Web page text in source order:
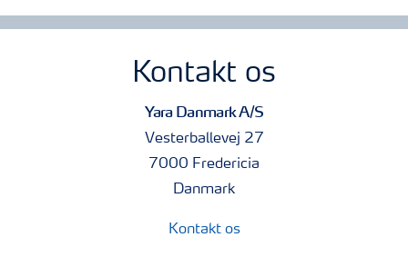
Kontakt os
Yara Danmark A/S
Vesterballevej 27
7000 Fredericia
Danmark
Kontakt os